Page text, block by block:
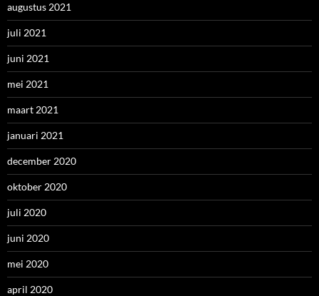
augustus 2021
juli 2021
juni 2021
mei 2021
maart 2021
januari 2021
december 2020
oktober 2020
juli 2020
juni 2020
mei 2020
april 2020